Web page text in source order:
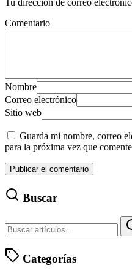
Comentario
Nombre
Correo electrónico
Sitio web
Guarda mi nombre, correo
para la próxima vez que
Buscar
Categorías